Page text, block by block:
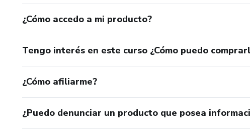
¿Cómo accedo a mi producto?
Tengo interés en este curso ¿Cómo puedo
¿Cómo afiliarme?
¿Puedo denunciar un producto que posea